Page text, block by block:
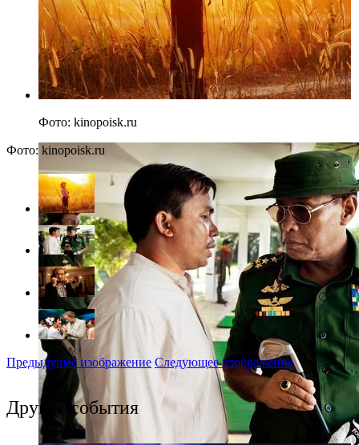
Фото: kinopoisk.ru
Фото: kinopoisk.ru
Предыдущее изображение Следующее изображение
Другие события